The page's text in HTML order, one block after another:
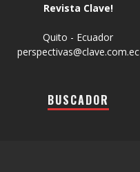
Revista Clave!
Quito - Ecuador
perspectivas@clave.com.ec
BUSCADOR